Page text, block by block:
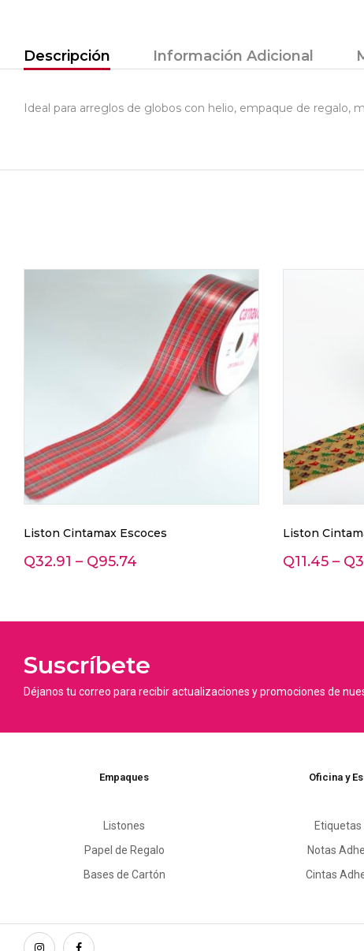
Descripción Información Adicional
Ideal para arreglos de globos con helio, empaque de regalo,
Liston Cintamax Escoces
Q32.91 – Q95.74
Liston
Q11.45 – Q
Suscríbete
Déjanos tu correo para recibir actualizaciones y promociones de
Empaques
Listones
Papel de Regalo
Bases de Cartón
Oficina y
Etiquetas
Notas
Cintas